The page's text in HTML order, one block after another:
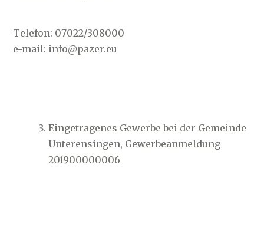
Telefon: 07022/308000
e-mail: info@pazer.eu
Eingetragenes Gewerbe bei der Gemeinde
Unterensingen, Gewerbeanmeldung
201900000006